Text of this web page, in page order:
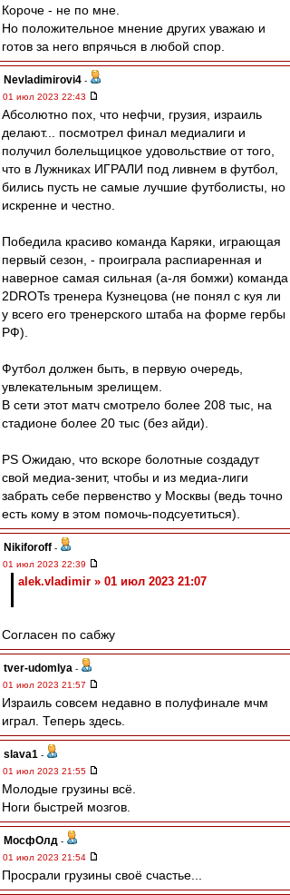
Короче - не по мне.
Но положительное мнение других уважаю и
готов за него впрячься в любой спор.
Nevladimirovi4 -
01 июл 2023 22:43
Абсолютно пох, что нефчи, грузия, израиль
делают... посмотрел финал медиалиги и
получил болельщицкое удовольствие от того,
что в Лужниках ИГРАЛИ под ливнем в футбол,
бились пусть не самые лучшие футболисты, но
искренне и честно.
Победила красиво команда Каряки, играющая
первый сезон, - проиграла распиаренная и
наверное самая сильная (а-ля бомжи) команда
2DROTs тренера Кузнецова (не понял с куя ли
у всего его тренерского штаба на форме гербы
РФ).
Футбол должен быть, в первую очередь,
увлекательным зрелищем.
В сети этот матч смотрело более 208 тыс, на
стадионе более 20 тыс (без айди).
PS Ожидаю, что вскоре болотные создадут
свой медиа-зенит, чтобы и из медиа-лиги
забрать себе первенство у Москвы (ведь точно
есть кому в этом помочь-подсуетиться).
Nikiforoff -
01 июл 2023 22:39
alek.vladimir » 01 июл 2023 21:07
Согласен по сабжу
tver-udomlya -
01 июл 2023 21:57
Израиль совсем недавно в полуфинале мчм
играл. Теперь здесь.
slava1 -
01 июл 2023 21:55
Молодые грузины всё.
Ноги быстрей мозгов.
МосфОлд -
01 июл 2023 21:54
Просрали грузины своё счастье...